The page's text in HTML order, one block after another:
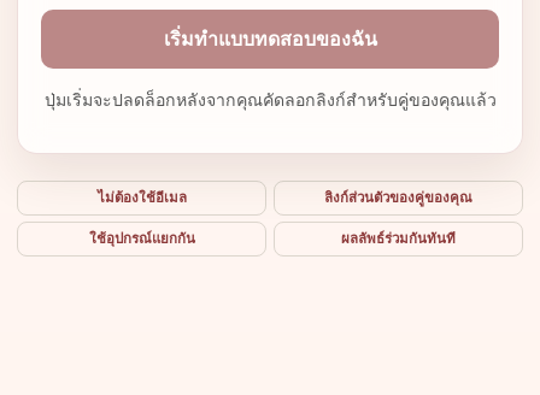
เริ่มทำแบบทดสอบของฉัน
ปุ่มเริ่มจะปลดล็อกหลังจากคุณคัดลอกลิงก์สำหรับคู่ของคุณแล้ว
ไม่ต้องใช้อีเมล ลิงก์ส่วนตัวของคู่ของคุณ
ใช้อุปกรณ์แยกกัน ผลลัพธ์ร่วมกันทันที